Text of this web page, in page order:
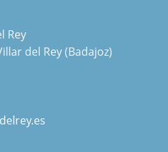
Rey
del Rey (Badajoz)